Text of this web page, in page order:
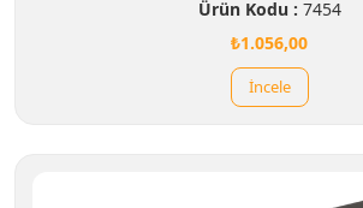
Ürün Kodu : 7454
₺1.056,00
İncele